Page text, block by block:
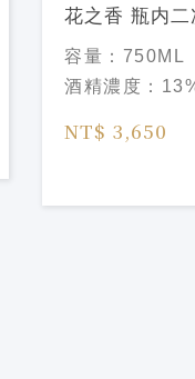
花之香 瓶内二
HANANOKA
火 氣泡清酒
容量： 750ML
酒精濃度：
NT$ 3,650